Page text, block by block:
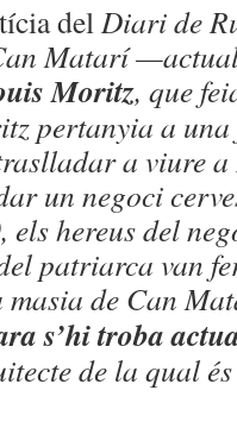
delDiari de
Matarí
Moritz, que
pertanyia a
a viure
un negoci
hereus del
patriarca van
masia de Can
s’hi troba
de la qual